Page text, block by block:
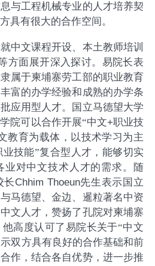
与工程机械专业的人才培养契
具有很大的合作空间。
就中文课程开设、本土教师培训
方面展开深入探讨。易院长表
属于柬埔寨劳工部的职业教育
富的办学经验和成熟的办学条
应用型人才。国立马德望大学
院可以合作开展“中文+职业技
教育为载体，以技术学习为主
业技能”复合型人才，能够切实
业对中文技术 人才的需求。随
长Chhim Thoeun先生表示国立
马德望、金边、暹粒著名中资
文人才，赞扬了孔院对柬埔寨
他高度认可了易院长关于“中文
双方具有良好的合作基础和前
作，结合各自优势，进一步推